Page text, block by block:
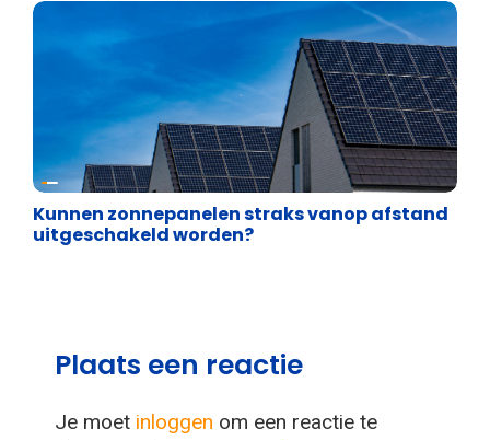
Energie en transport
Kunnen zonnepanelen straks vanop afstand
uitgeschakeld worden?
Plaats een reactie
Je moet inloggen om een reactie te